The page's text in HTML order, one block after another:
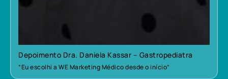
Depoimento Dra. Daniela Kassar – Gastropediatra
“Eu escolhi a WE Marketing Médico desde o início”